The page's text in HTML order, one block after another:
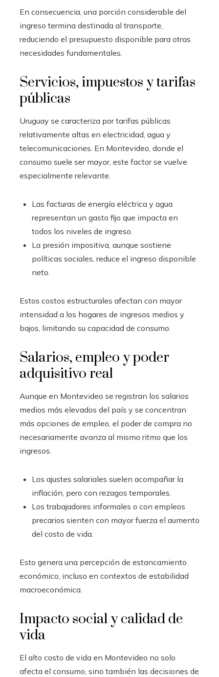
En consecuencia, una porción considerable del
ingreso termina destinada al transporte,
reduciendo el presupuesto disponible para otras
necesidades fundamentales.
Servicios, impuestos y tarifas
públicas
Uruguay se caracteriza por tarifas públicas
relativamente altas en electricidad, agua y
telecomunicaciones. En Montevideo, donde el
consumo suele ser mayor, este factor se vuelve
especialmente relevante.
Las facturas de energía eléctrica y agua
representan un gasto fijo que impacta en
todos los niveles de ingreso.
La presión impositiva, aunque sostiene
políticas sociales, reduce el ingreso disponible
neto.
Estos costos estructurales afectan con mayor
intensidad a los hogares de ingresos medios y
bajos, limitando su capacidad de consumo.
Salarios, empleo y poder
adquisitivo real
Aunque en Montevideo se registran los salarios
medios más elevados del país y se concentran
más opciones de empleo, el poder de compra no
necesariamente avanza al mismo ritmo que los
ingresos.
Los ajustes salariales suelen acompañar la
inflación, pero con rezagos temporales.
Los trabajadores informales o con empleos
precarios sienten con mayor fuerza el aumento
del costo de vida.
Esto genera una percepción de estancamiento
económico, incluso en contextos de estabilidad
macroeconómica.
Impacto social y calidad de
vida
El alto costo de vida en Montevideo no solo
afecta el consumo, sino también las decisiones de